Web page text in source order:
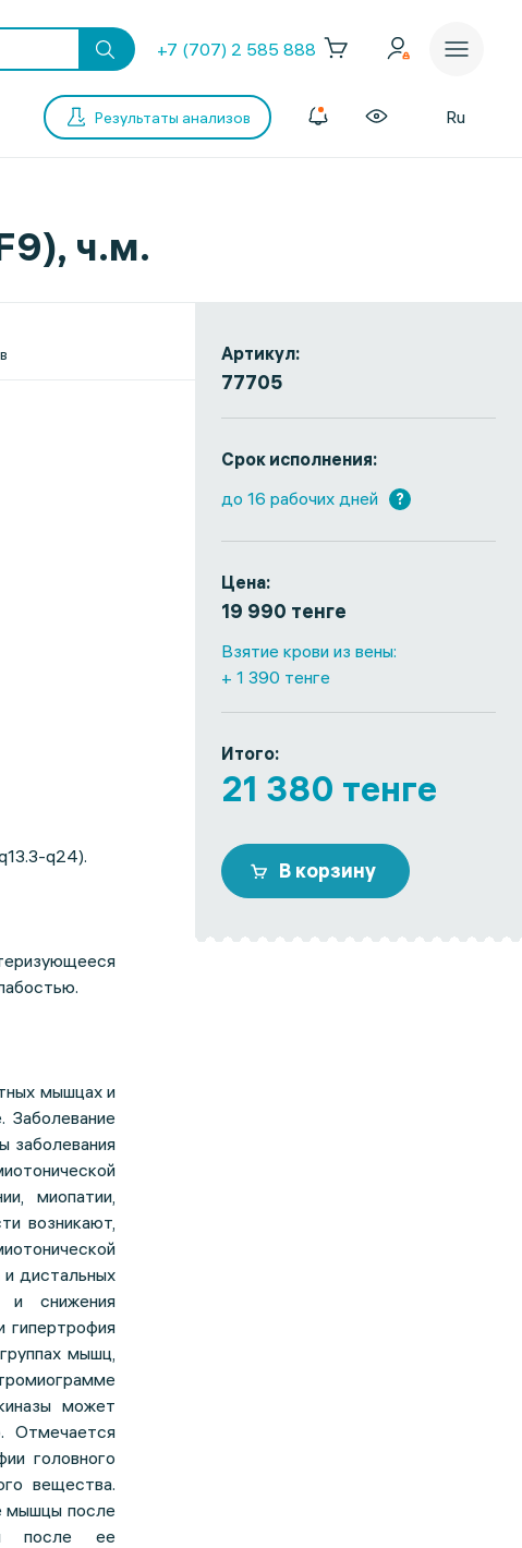
+7 (707) 2 585 888
Результаты анализов Ru
ч.м.
Артикул:
77705
Срок исполнения:
до 16 рабочих дней
?
Цена:
19 990 тенге
Взятие крови из вены:
+ 1 390 тенге
Итого:
21 380 тенге
В корзину
q24).
мышцах и
Заболевание
заболевания
миопатии,
возникают,
дистальных
и снижения
гипертрофия
мышц,
может
Отмечается
головного
вещества.
мышцы после
после ее